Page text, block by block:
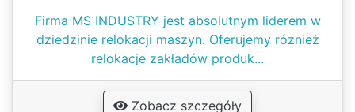
Firma MS INDUSTRY jest absolutnym liderem w
dziedzinie relokacji maszyn. Oferujemy róznież
relokacje zakładów produk...
Zobacz szczegóły